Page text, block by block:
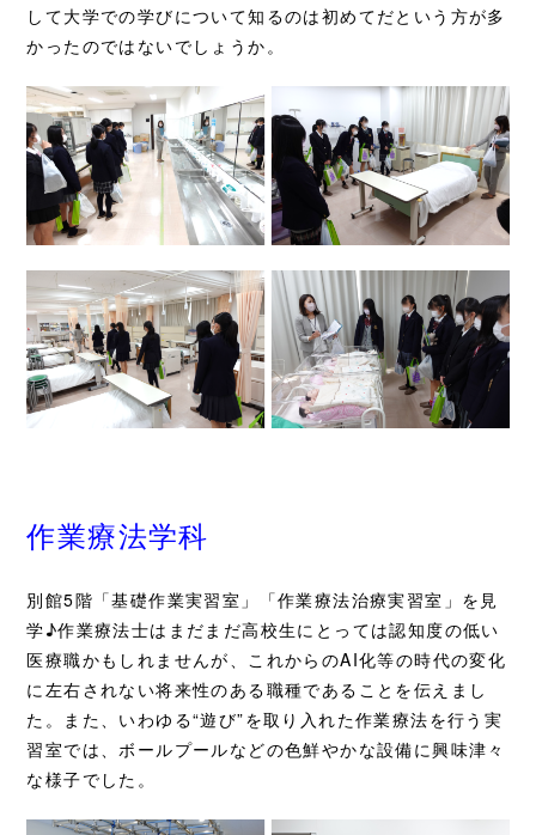
して大学での学びについて知るのは初めてだという方が多
かったのではないでしょうか。
作業療法学科
別館5階「基礎作業実習室」「作業療法治療実習室」を見
学♪作業療法士はまだまだ高校生にとっては認知度の低い
医療職かもしれませんが、これからのAI化等の時代の変化
に左右されない将来性のある職種であることを伝えまし
た。また、いわゆる“遊び”を取り入れた作業療法を行う実
習室では、ボールプールなどの色鮮やかな設備に興味津々
な様子でした。